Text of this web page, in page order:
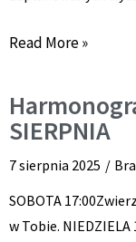
Read More »
SIERPNIA
7 sierpnia 2025
SOBOTA
w Tobie.